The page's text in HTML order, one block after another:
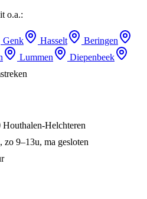
o.a.:
Genk Hasselt
Beringen
Lummen
Diepenbeek
Houthalen-Helchteren
9–13u, ma gesloten